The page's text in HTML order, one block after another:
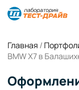
Главная /
BMW X7 в